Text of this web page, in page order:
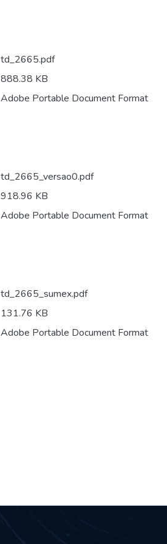
td_2665.pdf
888.38 KB
Adobe Portable Document Format
td_2665_versao0.pdf
918.96 KB
Adobe Portable Document Format
td_2665_sumex.pdf
131.76 KB
Adobe Portable Document Format